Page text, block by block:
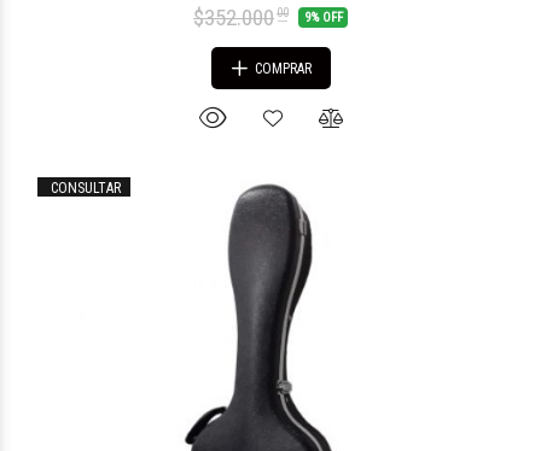
$352.00000 9% OFF
COMPRAR
CONSULTAR